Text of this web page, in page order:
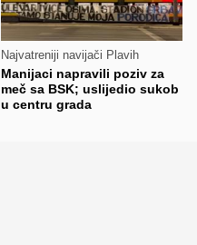
Najvatreniji navijači Plavih
Manijaci napravili poziv za
meč sa BSK; uslijedio sukob
u centru grada